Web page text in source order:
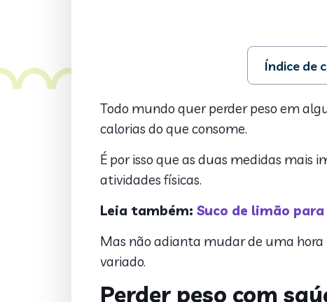
Índice de
1. Perder
2. Consuma
5. Busca
8. Diminua o
10. Descubra
Todo mundo quer perder peso em
calorias do que consome.
É por isso que as duas medidas mais
atividades físicas.
Leia também: Suco de limão
Mas não adianta mudar de uma
variado.
Perder peso com